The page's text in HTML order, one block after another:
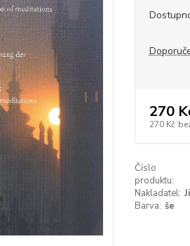
270
270 Kč
Číslo
produktu:
Nakladatel:
Barva: še